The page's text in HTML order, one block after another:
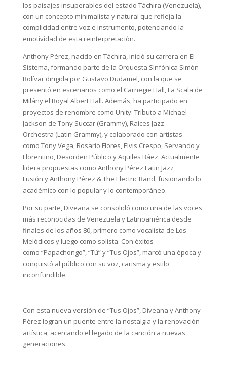
los paisajes insuperables del estado Táchira (Venezuela),
con un concepto minimalista y natural que refleja la
complicidad entre voz e instrumento, potenciando la
emotividad de esta reinterpretación.
Anthony Pérez, nacido en Táchira, inició su carrera en El
Sistema, formando parte de la Orquesta Sinfónica Simón
Bolívar dirigida por Gustavo Dudamel, con la que se
presentó en escenarios como el Carnegie Hall, La Scala de
Milány el Royal Albert Hall. Además, ha participado en
proyectos de renombre como Unity: Tributo a Michael
Jackson de Tony Succar (Grammy), Raíces Jazz
Orchestra (Latin Grammy), y colaborado con artistas
como Tony Vega, Rosario Flores, Elvis Crespo, Servando y
Florentino, Desorden Público y Aquiles Báez. Actualmente
lidera propuestas como Anthony Pérez Latin Jazz
Fusión y Anthony Pérez & The Electric Band, fusionando lo
académico con lo popular y lo contemporáneo.
Por su parte, Diveana se consolidó como una de las voces
más reconocidas de Venezuela y Latinoamérica desde
finales de los años 80, primero como vocalista de Los
Melódicos y luego como solista. Con éxitos
como “Papachongo”, “Tú” y “Tus Ojos”, marcó una época y
conquistó al público con su voz, carisma y estilo
inconfundible.
Con esta nueva versión de “Tus Ojos”, Diveana y Anthony
Pérez logran un puente entre la nostalgia y la renovación
artística, acercando el legado de la canción a nuevas
generaciones.